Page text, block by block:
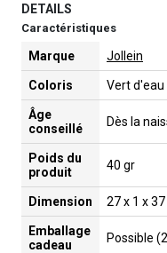
DETAILS
Caractéristiques
Marque Jollein
Coloris Vert d'eau
Âge
conseillé
Dès la
Poids du
produit
40 gr
Dimension 27 x 1 x
Emballage
cadeau
Possible